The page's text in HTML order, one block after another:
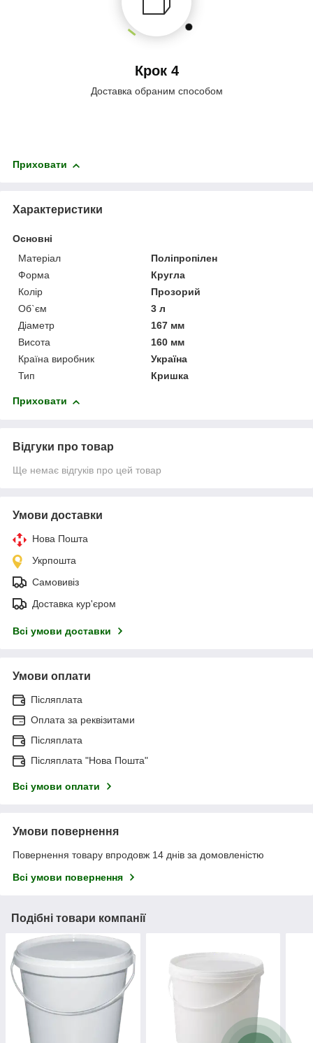
Крок 4
Доставка обраним способом
Приховати
Характеристики
Основні
Матеріал
Поліпропілен
Форма
Кругла
Колір
Прозорий
Об`єм
3 л
Діаметр
167 мм
Висота
160 мм
Країна виробник
Україна
Тип
Кришка
Приховати
Відгуки про товар
Ще немає відгуків про цей товар
Умови доставки
Нова Пошта
Укрпошта
Самовивіз
Доставка кур'єром
Всі умови доставки
Умови оплати
Післяплата
Оплата за реквізитами
Післяплата
Післяплата "Нова Пошта"
Всі умови оплати
Умови повернення
Повернення товару впродовж 14 днів за домовленістю
Всі умови повернення
Подібні товари компанії